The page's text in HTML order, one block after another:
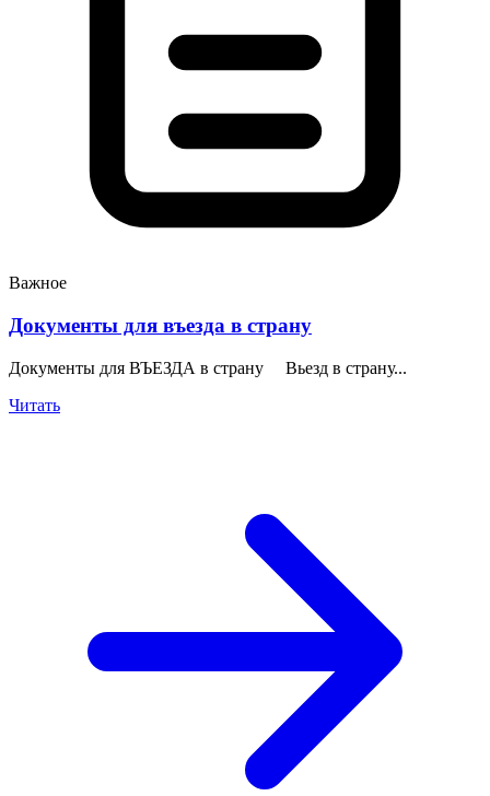
Важное
Документы для въезда в страну
Документы для ВЪЕЗДА в страну Вьезд в страну...
Читать